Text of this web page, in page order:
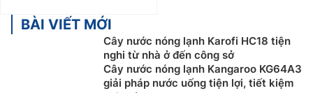
BÀI VIẾT MỚI
Cây nước nóng lạnh Karofi HC18 tiện
nghi từ nhà ở đến công sở
Cây nước nóng lạnh Kangaroo KG64A3
giải pháp nước uống tiện lợi, tiết kiệm